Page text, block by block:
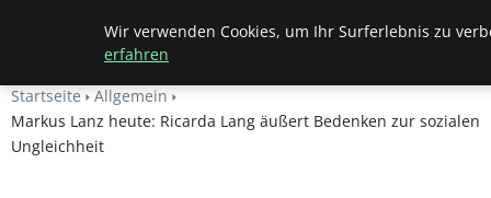
Beyond Surface
Startseite
Allgemein
Markus Lanz heute: Ricarda Lang äußert Bedenken zur sozialen
Ungleichheit
Wir verwenden Cookies, um Ihr Surferlebnis zu
erfahren